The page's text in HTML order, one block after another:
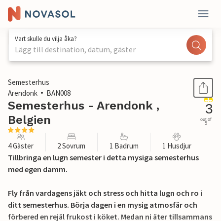
Vart skulle du vilja åka?
Lägg till destination, datum, gäster
1 / 27
Semesterhus
Arendonk
BAN008
Semesterhus - Arendonk ,
Belgien
3
out of
5
4 Gäster 2 Sovrum 1 Badrum 1 Husdjur
Tillbringa en lugn semester i detta mysiga semesterhus
med egen damm.
Fly från vardagens jäkt och stress och hitta lugn och ro i
ditt semesterhus. Börja dagen i en mysig atmosfär och
förbered en rejäl frukost i köket. Medan ni äter tillsammans